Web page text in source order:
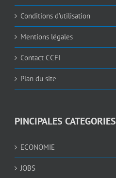
Conditions d’utilisation
Mentions légales
Contact CCFI
Plan du site
PINCIPALES CATEGORIES
ECONOMIE
JOBS